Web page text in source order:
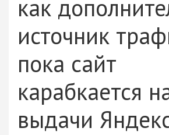
как
источник
пока сайт
карабкается
выдачи